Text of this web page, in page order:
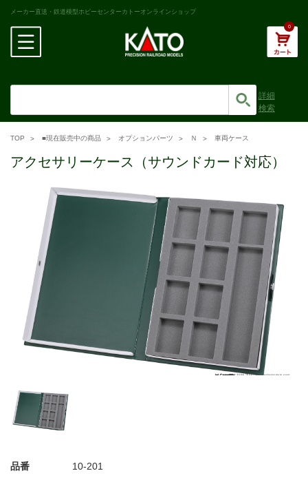
メーカー直送・鉄道模型ホビーセンターカトーオンラインショップ
0
詳細
検索
TOP ■現在販売中の商品 オプションパーツ Ｎ 車両ケース
アクセサリーケース（サウンドカード対応）
品番 10-201